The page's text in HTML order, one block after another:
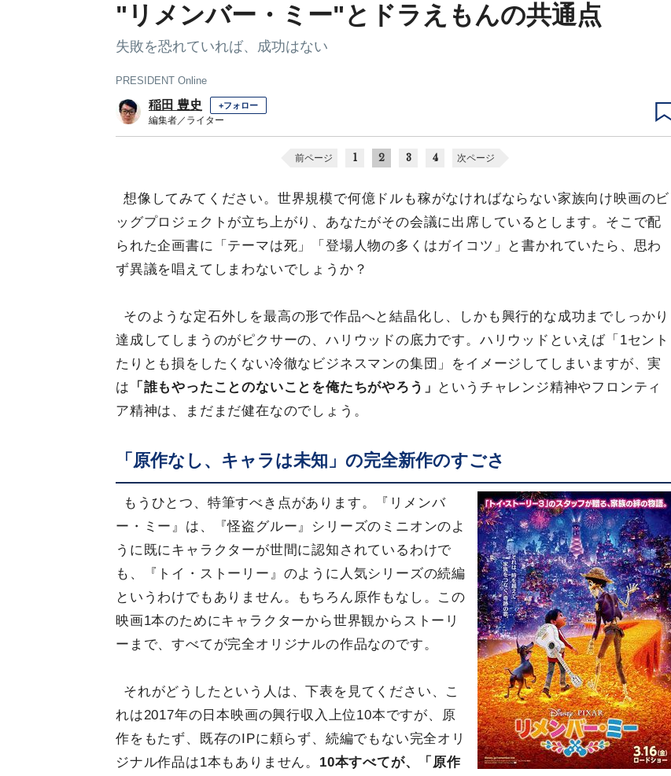
"リメンバー・ミー"とドラえもんの共通点
失敗を恐れていれば、成功はない
PRESIDENT Online
稲田 豊史 +フォロー
編集者／ライター
前ページ 1 2 3 4 次ページ
想像してみてください。世界規模で何億ドルも稼がなければならない家族向け映画のビ
ッグプロジェクトが立ち上がり、あなたがその会議に出席しているとします。そこで配
られた企画書に「テーマは死」「登場人物の多くはガイコツ」と書かれていたら、思わ
ず異議を唱えてしまわないでしょうか？
そのような定石外しを最高の形で作品へと結晶化し、しかも興行的な成功までしっかり
達成してしまうのがピクサーの、ハリウッドの底力です。ハリウッドといえば「1セント
たりとも損をしたくない冷徹なビジネスマンの集団」をイメージしてしまいますが、実
は 「誰もやったことのないことを俺たちがやろう」
というチャレンジ精神やフロンティ
ア精神は、まだまだ健在なのでしょう。
「原作なし、キャラは未知」の完全新作のすごさ
もうひとつ、特筆すべき点があります。『リメンバ
ー・ミー』は、『怪盗グルー』シリーズのミニオンのよ
うに既にキャラクターが世間に認知されているわけで
も、『トイ・ストーリー』のように人気シリーズの続編
というわけでもありません。もちろん原作もなし。この
映画1本のためにキャラクターから世界観からストーリ
ーまで、すべてが完全オリジナルの作品なのです。
それがどうしたという人は、下表を見てください、こ
れは2017年の日本映画の興行収入上位10本ですが、原
作をもたず、既存のIPに頼らず、続編でもない完全オリ
ジナル作品は1本もありません。 10本すべてが、「原作